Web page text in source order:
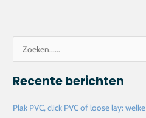
e
Recente berichten
Plak PVC, click PVC of loose lay: